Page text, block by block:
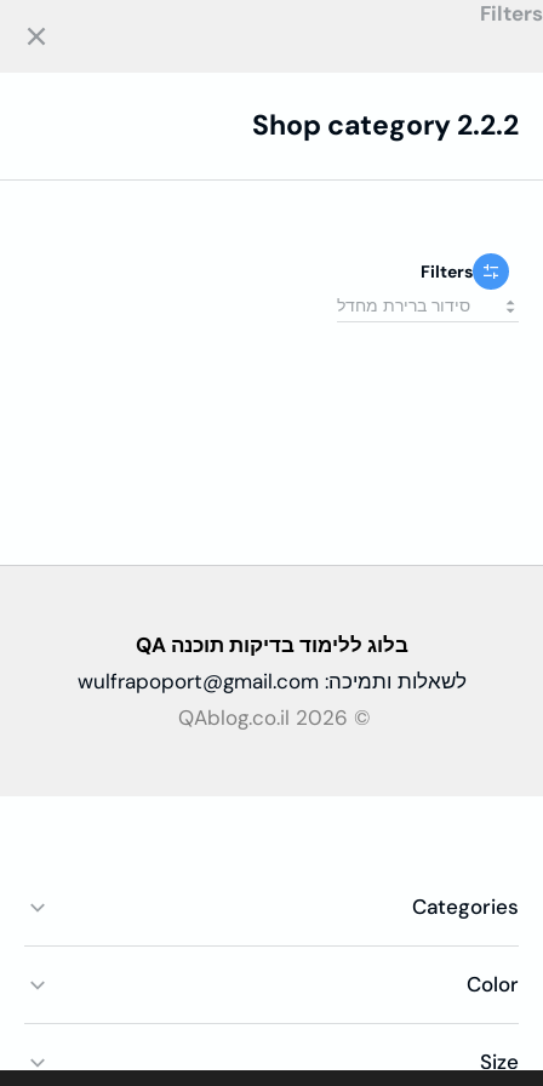
לתוכן
Shop category 2.2.2
Filters
בלוג ללימוד בדיקות תוכנה QA
לשאלות ותמיכה:wulfrapoport@gmail.com
© QAblog.co.il 2026
Filters
Categories
Color
Size